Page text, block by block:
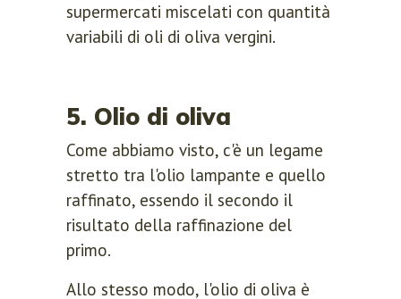
supermercati miscelati con quantità
variabili di oli di oliva vergini.
5. Olio di oliva
Come abbiamo visto, c'è un legame
stretto tra l'olio lampante e quello
raffinato, essendo il secondo il
risultato della raffinazione del
primo.
Allo stesso modo, l'olio di oliva è